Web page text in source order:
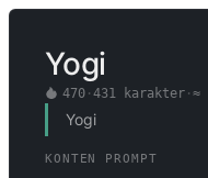
Yogi
470· 431 karakter· ≈
Yogi
KONTEN PROMPT